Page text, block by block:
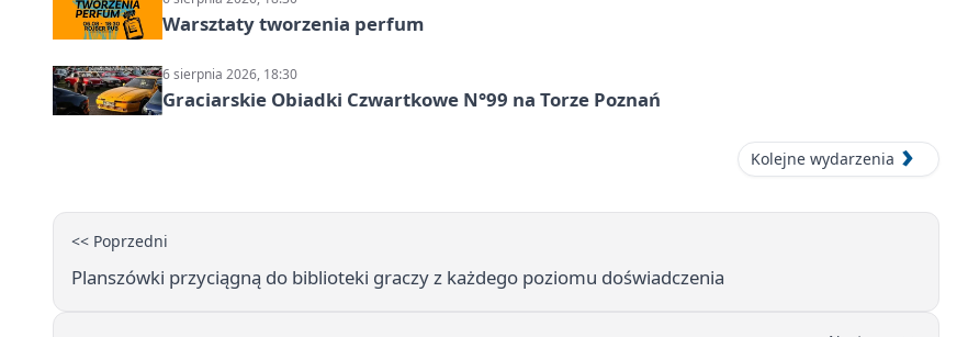
Warsztaty tworzenia perfum
6 sierpnia 2026, 18:30
Graciarskie Obiadki Czwartkowe N°99 na Torze Poznań
Kolejne wydarzenia
<< Poprzedni
Planszówki przyciągną do biblioteki graczy z każdego poziomu doświadczenia